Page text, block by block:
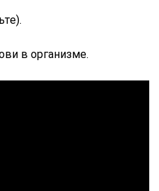
в организме.